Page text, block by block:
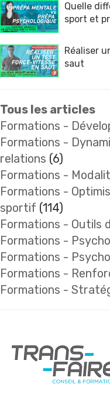
Quelle
sport et
Réaliser
saut
Tous les articles
Formations -
Formations -
relations (6)
Formations -
Formations -
sportif (114)
Formations - Outils
Formations -
Formations -
Formations -
Formations -